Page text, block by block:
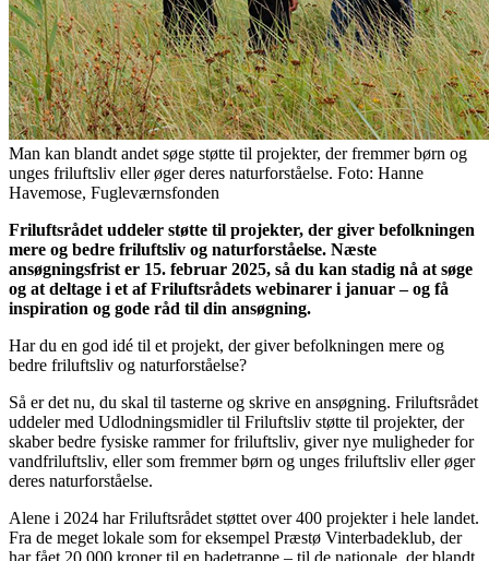
Man kan blandt andet søge støtte til projekter, der fremmer børn og
unges friluftsliv eller øger deres naturforståelse. Foto: Hanne
Havemose, Fugleværnsfonden
Friluftsrådet uddeler støtte til projekter, der giver befolkningen
mere og bedre friluftsliv og naturforståelse. Næste
ansøgningsfrist er 15. februar 2025, så du kan stadig nå at søge
og at deltage i et af Friluftsrådets webinarer i januar – og få
inspiration og gode råd til din ansøgning.
Har du en god idé til et projekt, der giver befolkningen mere og
bedre friluftsliv og naturforståelse?
Så er det nu, du skal til tasterne og skrive en ansøgning. Friluftsrådet
uddeler med Udlodningsmidler til Friluftsliv støtte til projekter, der
skaber bedre fysiske rammer for friluftsliv, giver nye muligheder for
vandfriluftsliv, eller som fremmer børn og unges friluftsliv eller øger
deres naturforståelse.
Alene i 2024 har Friluftsrådet støttet over 400 projekter i hele landet.
Fra de meget lokale som for eksempel Præstø Vinterbadeklub, der